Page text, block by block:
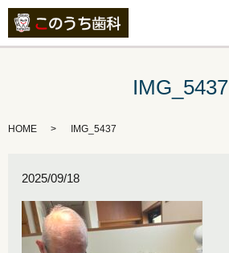
IMG_5437
HOME IMG_5437
2025/09/18